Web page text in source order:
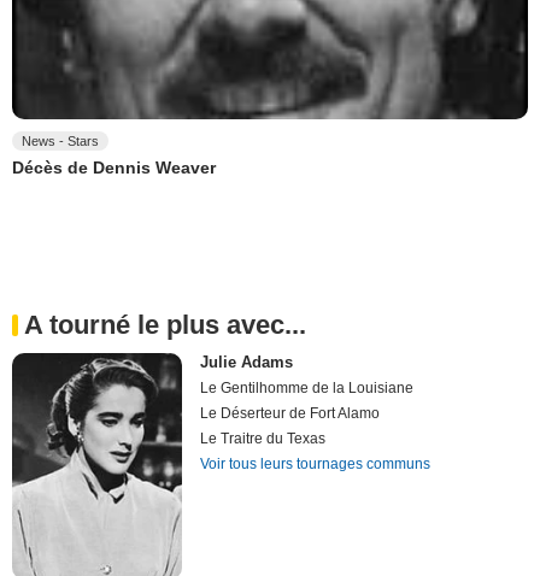
News - Stars
Décès de Dennis Weaver
A tourné le plus avec...
Julie Adams
Le Gentilhomme de la Louisiane
Le Déserteur de Fort Alamo
Le Traitre du Texas
Voir tous leurs tournages communs